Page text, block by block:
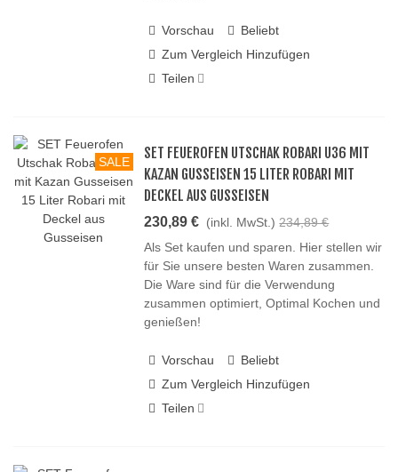
Vorschau
Beliebt
Zum Vergleich Hinzufügen
Teilen
SALE
SET FEUEROFEN UTSCHAK ROBARI U36 MIT
KAZAN GUSSEISEN 15 LITER ROBARI MIT
DECKEL AUS GUSSEISEN
230,89 € (inkl. MwSt.) 234,89 €
Als Set kaufen und sparen. Hier stellen wir
für Sie unsere besten Waren zusammen.
Die Ware sind für die Verwendung
zusammen optimiert, Optimal Kochen und
genießen!
Vorschau
Beliebt
Zum Vergleich Hinzufügen
Teilen